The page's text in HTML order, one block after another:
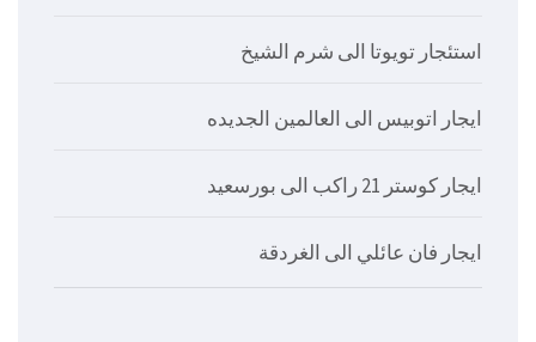
استئجار تويوتا الى شرم الشيخ
ايجار اتوبيس الى العالمين الجديده
ايجار كوستر 21 راكب الى بورسعيد
ايجار فان عائلي الى الغردقة